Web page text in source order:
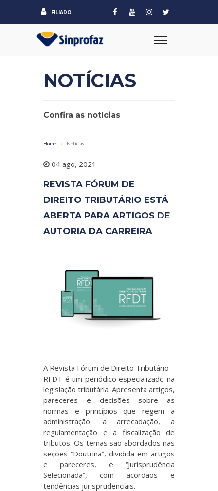
FILIADO
NOTÍCIAS
Confira as notícias
Home Notícias
04 ago, 2021
REVISTA FÓRUM DE
DIREITO TRIBUTÁRIO ESTÁ
ABERTA PARA ARTIGOS DE
AUTORIA DA CARREIRA
A Revista Fórum de Direito Tributário –
RFDT é um periódico especializado na
legislação tributária. Apresenta artigos,
pareceres e decisões sobre as
normas e princípios que regem a
administração, a arrecadação, a
regulamentação e a fiscalização de
tributos. Os temas são abordados nas
seções “Doutrina”, dividida em artigos
e pareceres, e “Jurisprudência
Selecionada”, com acórdãos e
tendências jurisprudenciais.